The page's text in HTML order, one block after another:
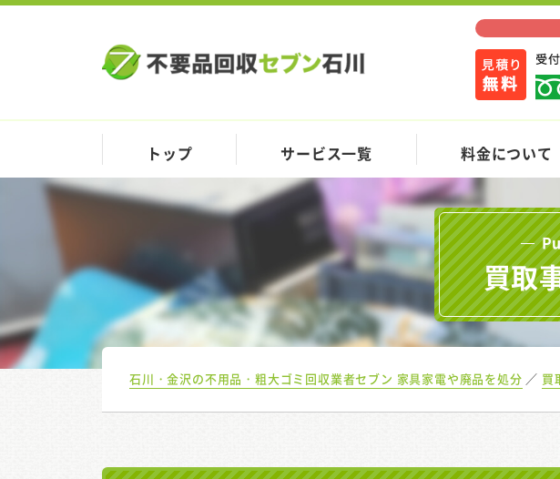
トップ サービス一覧 料金について
買取
石川・金沢の不用品・粗大ゴミ回収業者セブン 家具家電や廃品を処分 買